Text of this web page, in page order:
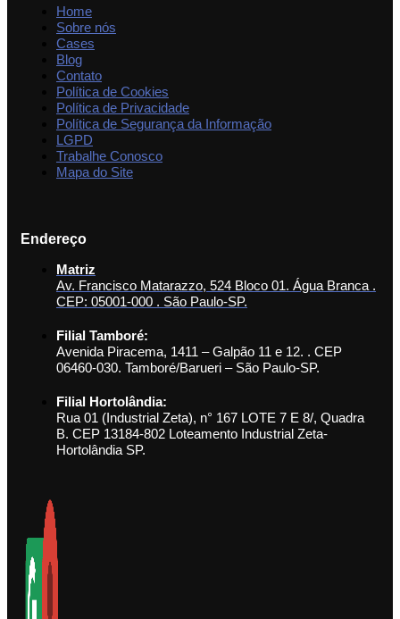
Home
Sobre nós
Cases
Blog
Contato
Política de Cookies
Política de Privacidade
Política de Segurança da Informação
LGPD
Trabalhe Conosco
Mapa do Site
Endereço
Matriz
Av. Francisco Matarazzo, 524 Bloco 01. Água Branca .
CEP: 05001-000 . São Paulo-SP.
Filial Tamboré:
Avenida Piracema, 1411 – Galpão 11 e 12. . CEP
06460-030. Tamboré/Barueri – São Paulo-SP.
Filial Hortolândia:
Rua 01 (Industrial Zeta), n° 167 LOTE 7 E 8/, Quadra
B. CEP 13184-802 Loteamento Industrial Zeta-
Hortolândia SP.